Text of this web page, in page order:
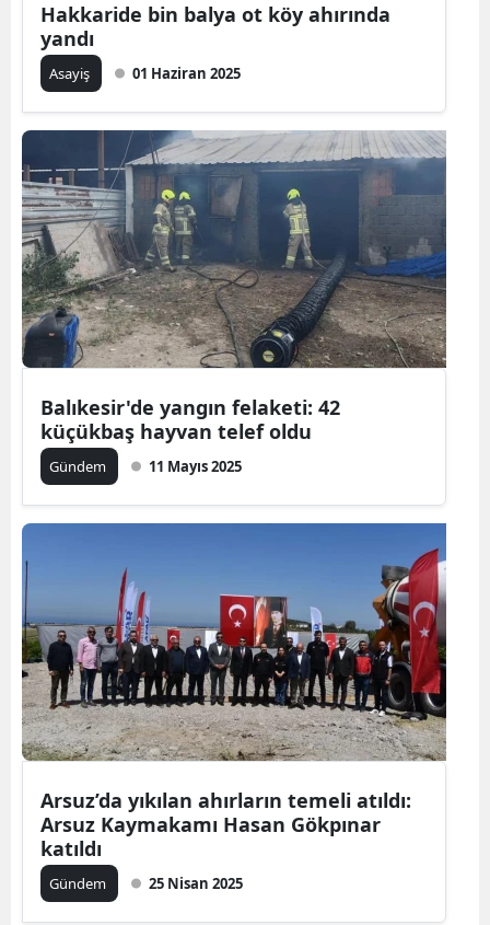
Hakkaride bin balya ot köy ahırında
yandı
Asayiş 01 Haziran 2025
Balıkesir'de yangın felaketi: 42
küçükbaş hayvan telef oldu
Gündem 11 Mayıs 2025
Arsuz’da yıkılan ahırların temeli atıldı:
Arsuz Kaymakamı Hasan Gökpınar
katıldı
Gündem 25 Nisan 2025